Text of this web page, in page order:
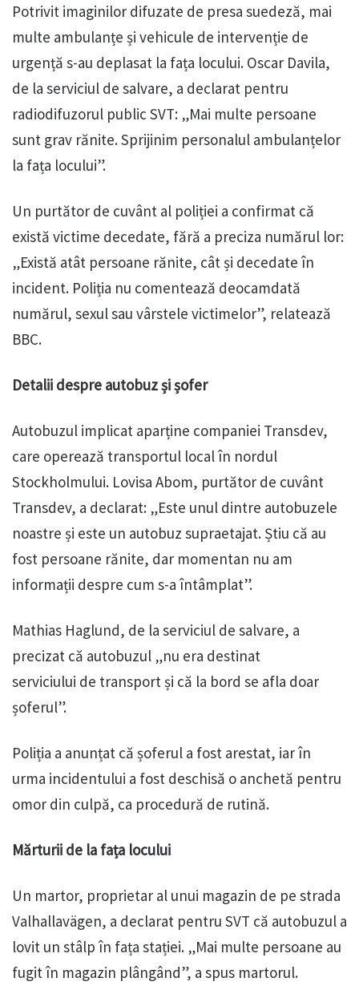
Potrivit imaginilor difuzate de presa suedeză, mai
multe ambulanțe și vehicule de intervenție de
urgență s-au deplasat la fața locului. Oscar Davila,
de la serviciul de salvare, a declarat pentru
radiodifuzorul public SVT: „Mai multe persoane
sunt grav rănite. Sprijinim personalul ambulanțelor
la fața locului”.
Un purtător de cuvânt al poliției a confirmat că
există victime decedate, fără a preciza numărul lor:
„Există atât persoane rănite, cât și decedate în
incident. Poliția nu comentează deocamdată
numărul, sexul sau vârstele victimelor”, relatează
BBC.
Detalii despre autobuz și șofer
Autobuzul implicat aparține companiei Transdev,
care operează transportul local în nordul
Stockholmului. Lovisa Abom, purtător de cuvânt
Transdev, a declarat: „Este unul dintre autobuzele
noastre și este un autobuz supraetajat. Știu că au
fost persoane rănite, dar momentan nu am
informații despre cum s-a întâmplat”.
Mathias Haglund, de la serviciul de salvare, a
precizat că autobuzul „nu era destinat
serviciului de transport și că la bord se afla doar
șoferul”.
Poliția a anunțat că șoferul a fost arestat, iar în
urma incidentului a fost deschisă o anchetă pentru
omor din culpă, ca procedură de rutină.
Mărturii de la fața locului
Un martor, proprietar al unui magazin de pe strada
Valhallavägen, a declarat pentru SVT că autobuzul a
lovit un stâlp în fața stației. „Mai multe persoane au
fugit în magazin plângând”, a spus martorul.